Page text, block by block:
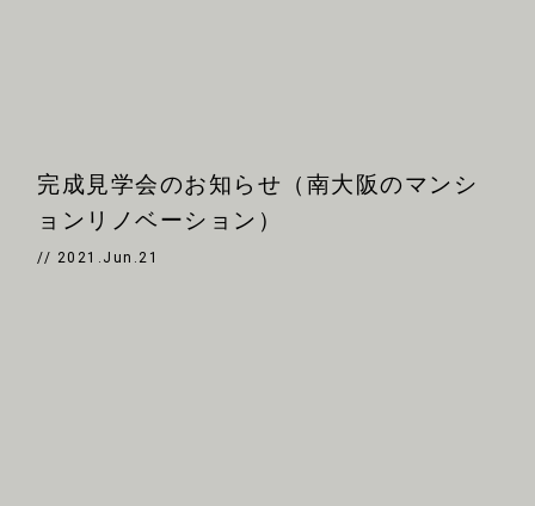
完成見学会のお知らせ（南大阪のマンシ
ョンリノベーション）
// 2021.Jun.21